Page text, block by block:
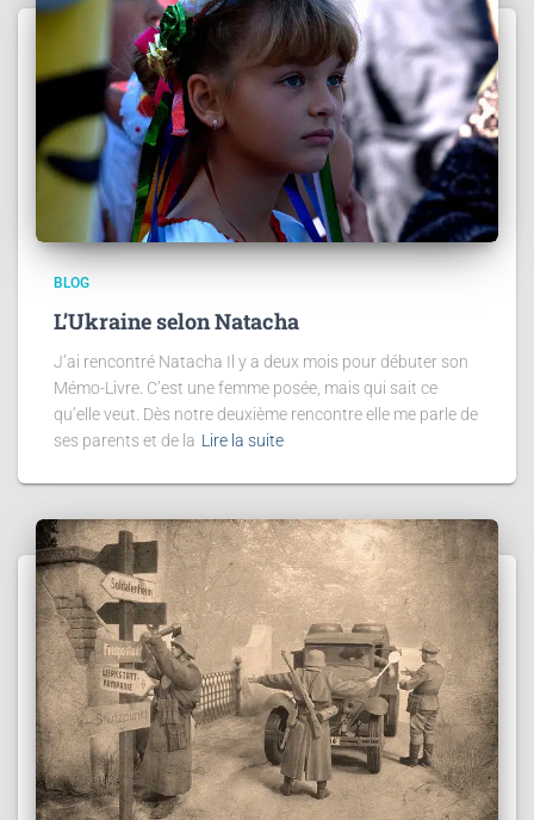
BLOG
L’Ukraine selon Natacha
J’ai rencontré Natacha Il y a deux mois pour débuter son
Mémo-Livre. C’est une femme posée, mais qui sait ce
qu’elle veut. Dès notre deuxième rencontre elle me parle de
ses parents et de la Lire la suite